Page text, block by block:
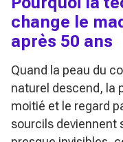
change le
après 50 ans
Quand la peau du
naturel descend, la
moitié et le regard
sourcils deviennent